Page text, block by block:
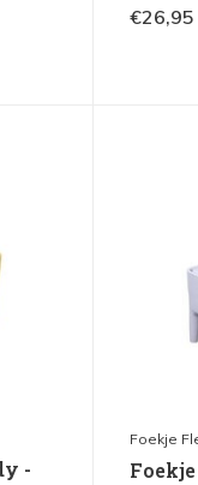
€26,95
-
Foekje